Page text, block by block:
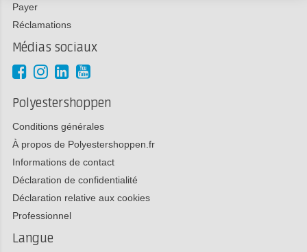
Payer
Réclamations
Médias sociaux
Polyestershoppen
Conditions générales
À propos de Polyestershoppen.fr
Informations de contact
Déclaration de confidentialité
Déclaration relative aux cookies
Professionnel
Langue